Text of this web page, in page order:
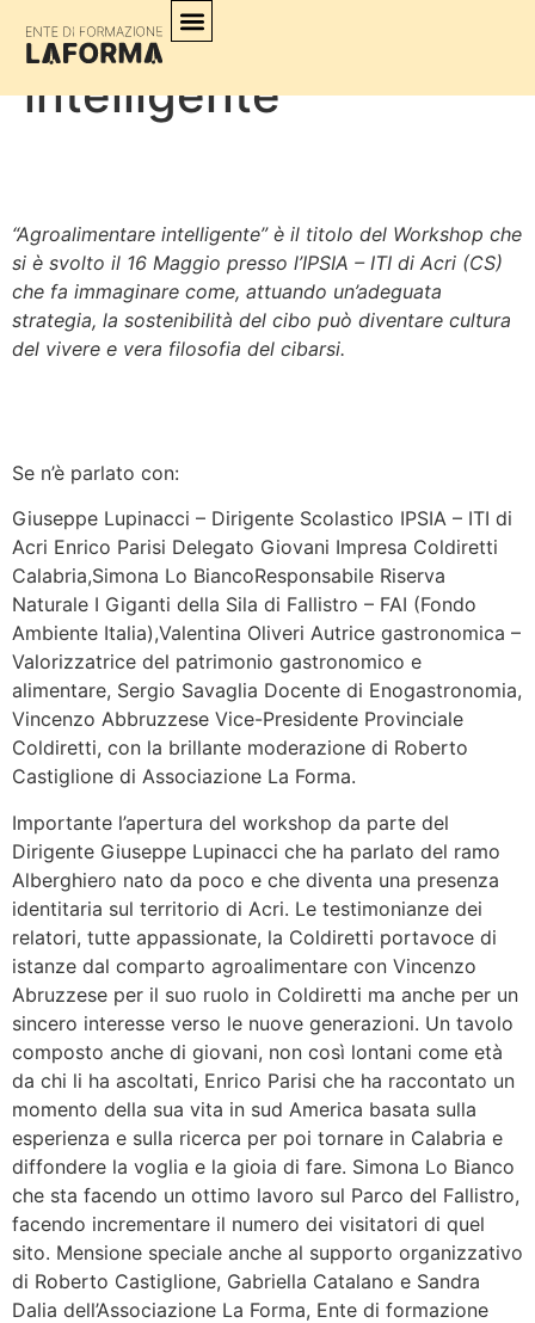
“Agroalimentare
intelligente”
“Agroalimentare intelligente” è il titolo del Workshop che
si è svolto il 16 Maggio presso l’IPSIA – ITI di Acri (CS)
che fa immaginare come, attuando un’adeguata
strategia, la sostenibilità del cibo può diventare cultura
del vivere e vera filosofia del cibarsi.
Se n’è parlato con:
Giuseppe Lupinacci – Dirigente Scolastico IPSIA – ITI di
Acri Enrico Parisi Delegato Giovani Impresa Coldiretti
Calabria,Simona Lo BiancoResponsabile Riserva
Naturale I Giganti della Sila di Fallistro – FAI (Fondo
Ambiente Italia),Valentina Oliveri Autrice gastronomica –
Valorizzatrice del patrimonio gastronomico e
alimentare, Sergio Savaglia Docente di Enogastronomia,
Vincenzo Abbruzzese Vice-Presidente Provinciale
Coldiretti, con la brillante moderazione di Roberto
Castiglione di Associazione La Forma.
Importante l’apertura del workshop da parte del
Dirigente Giuseppe Lupinacci che ha parlato del ramo
Alberghiero nato da poco e che diventa una presenza
identitaria sul territorio di Acri. Le testimonianze dei
relatori, tutte appassionate, la Coldiretti portavoce di
istanze dal comparto agroalimentare con Vincenzo
Abruzzese per il suo ruolo in Coldiretti ma anche per un
sincero interesse verso le nuove generazioni. Un tavolo
composto anche di giovani, non così lontani come età
da chi li ha ascoltati, Enrico Parisi che ha raccontato un
momento della sua vita in sud America basata sulla
esperienza e sulla ricerca per poi tornare in Calabria e
diffondere la voglia e la gioia di fare. Simona Lo Bianco
che sta facendo un ottimo lavoro sul Parco del Fallistro,
facendo incrementare il numero dei visitatori di quel
sito. Mensione speciale anche al supporto organizzativo
di Roberto Castiglione, Gabriella Catalano e Sandra
Dalia dell’Associazione La Forma, Ente di formazione